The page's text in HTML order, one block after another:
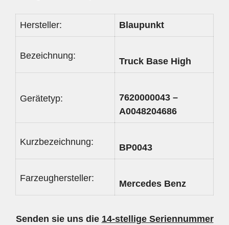
Hersteller: Blaupunkt
Bezeichnung:
Truck Base High
Gerätetyp:
7620000043 –
A0048204686
Kurzbezeichnung:
BP0043
Farzeughersteller:
Mercedes Benz
Senden sie uns die 14-stellige Seriennummer